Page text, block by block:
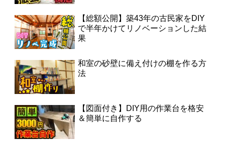
【総額公開】築43年の古民家をDIY
で半年かけてリノベーションした結
果
和室の砂壁に備え付けの棚を作る方
法
【図面付き】DIY用の作業台を格安
＆簡単に自作する